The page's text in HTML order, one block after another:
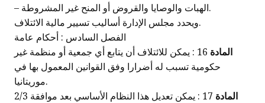
– الهبات والوصايا والقروض أو المنح غير المشروطة.
ويحدد مجلس الإدارة أساليب تسيير مالية الائتلاف.
الفصل السادس : أحكام عامة
المادة
16 : يمكن للائتلاف أن يتابع أي جمعية أو منظمة غير
حكومية تسبب له أضرارا وفق القوانين المعمول بها في
موريتانيا.
المادة
17 : يمكن تعديل هذا النظام الأساسي بعد موافقة 2/3